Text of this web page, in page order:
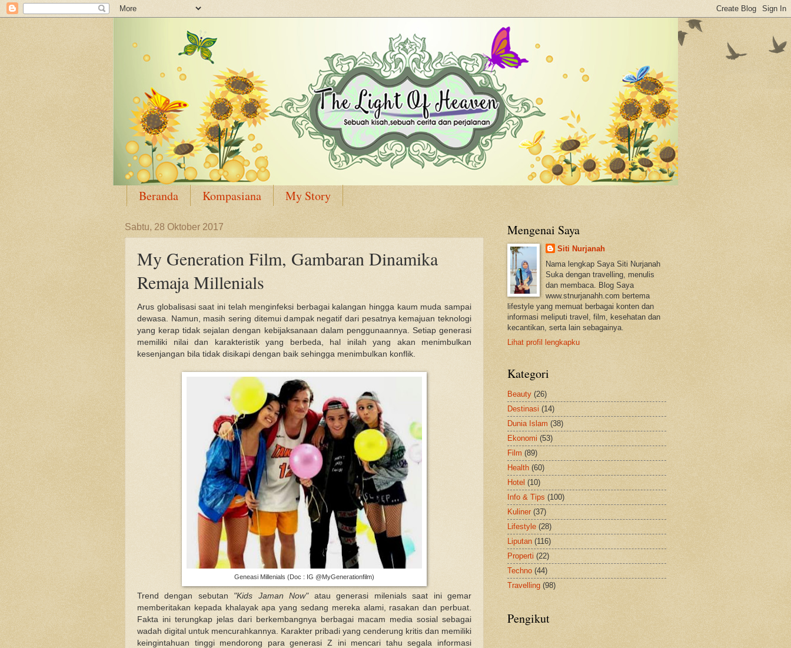
Beranda Kompasiana My Story
Sabtu, 28 Oktober 2017
My Generation Film, Gambaran Dinamika
Remaja Millenials
Arus globalisasi saat ini telah menginfeksi berbagai kalangan hingga kaum muda sampai
dewasa. Namun, masih sering ditemui dampak negatif dari pesatnya kemajuan teknologi
yang kerap tidak sejalan dengan kebijaksanaan dalam penggunaannya. Setiap generasi
memiliki nilai dan karakteristik yang berbeda, hal inilah yang akan menimbulkan
kesenjangan bila tidak disikapi dengan baik sehingga menimbulkan konflik.
Geneasi Millenials (Doc : IG @MyGenerationfilm)
Trend dengan sebutan "Kids Jaman Now"atau generasi milenials saat ini gemar
memberitakan kepada khalayak apa yang sedang mereka alami, rasakan dan perbuat.
Fakta ini terungkap jelas dari berkembangnya berbagai macam media sosial sebagai
wadah digital untuk mencurahkannya. Karakter pribadi yang cenderung kritis dan memiliki
keingintahuan tinggi mendorong para generasi Z ini mencari tahu segala informasi
Mengenai Saya
Siti Nurjanah
Nama lengkap Saya Siti Nurjanah
Suka dengan travelling, menulis
dan membaca. Blog Saya
www.stnurjanahh.com bertema
lifestyle yang memuat berbagai konten dan
informasi meliputi travel, film, kesehatan dan
kecantikan, serta lain sebagainya.
Lihat profil lengkapku
Kategori
Beauty (26)
Destinasi (14)
Dunia Islam (38)
Ekonomi (53)
Film (89)
Health (60)
Hotel (10)
Info & Tips (100)
Kuliner (37)
Lifestyle (28)
Liputan (116)
Properti (22)
Techno (44)
Travelling (98)
Pengikut